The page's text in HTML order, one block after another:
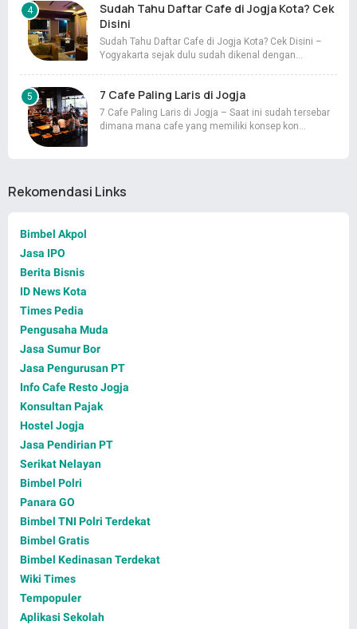
Sudah Tahu Daftar Cafe di Jogja Kota? Cek
Disini
Sudah Tahu Daftar Cafe di Jogja Kota? Cek Disini –
Yogyakarta sejak dulu sudah dikenal dengan…
7 Cafe Paling Laris di Jogja
7 Cafe Paling Laris di Jogja – Saat ini sudah tersebar
dimana mana cafe yang memiliki konsep kon…
Rekomendasi Links
Bimbel Akpol
Jasa IPO
Berita Bisnis
ID News Kota
Times Pedia
Pengusaha Muda
Jasa Sumur Bor
Jasa Pengurusan PT
Info Cafe Resto Jogja
Konsultan Pajak
Hostel Jogja
Jasa Pendirian PT
Serikat Nelayan
Bimbel Polri
Panara GO
Bimbel TNI Polri Terdekat
Bimbel Gratis
Bimbel Kedinasan Terdekat
Wiki Times
Tempopuler
Aplikasi Sekolah